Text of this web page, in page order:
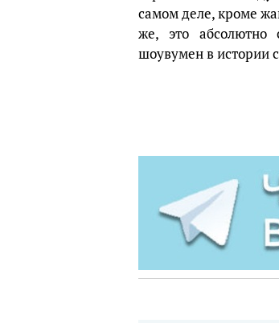
самом деле, кроме
же, это абсолютно
шоувумен в истории